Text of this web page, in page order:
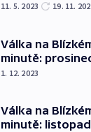
11. 5. 2023 19. 11.
Válka na
minutě:
1. 12. 2023
Válka na
minutě: listopad